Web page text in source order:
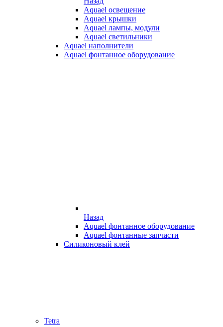
Aquael освещение
Aquael крышки
Aquael лампы, модули
Aquael светильники
Aquael наполнители
Aquael фонтанное оборудование
Назад
Aquael фонтанное оборудование
Aquael фонтанные запчасти
Силиконовый клей
Tetra